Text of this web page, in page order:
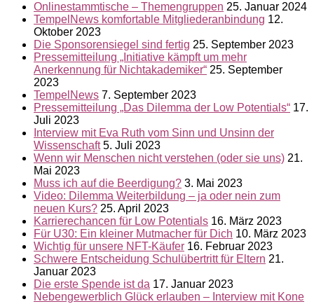
Onlinestammtische – Themengruppen 25. Januar 2024
TempelNews komfortable Mitgliederanbindung 12.
Oktober 2023
Die Sponsorensiegel sind fertig 25. September 2023
Pressemitteilung „Initiative kämpft um mehr
Anerkennung für Nichtakademiker“ 25. September
2023
TempelNews 7. September 2023
Pressemitteilung „Das Dilemma der Low Potentials“ 17.
Juli 2023
Interview mit Eva Ruth vom Sinn und Unsinn der
Wissenschaft 5. Juli 2023
Wenn wir Menschen nicht verstehen (oder sie uns) 21.
Mai 2023
Muss ich auf die Beerdigung? 3. Mai 2023
Video: Dilemma Weiterbildung – ja oder nein zum
neuen Kurs? 25. April 2023
Karrierechancen für Low Potentials 16. März 2023
Für U30: Ein kleiner Mutmacher für Dich 10. März 2023
Wichtig für unsere NFT-Käufer 16. Februar 2023
Schwere Entscheidung Schulübertritt für Eltern 21.
Januar 2023
Die erste Spende ist da 17. Januar 2023
Nebengewerblich Glück erlauben – Interview mit Kone